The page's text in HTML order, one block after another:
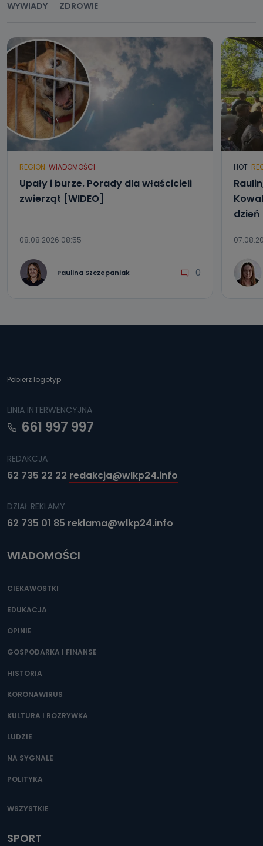
Można to zrobić pod numerem telefonu 62 735-51-05 lub
e-mailowo pod adresem: poczta@tvproart.pl
WYWIADY ZDROWIE
REGION WIADOMOŚCI
Upały i burze. Porady dla właścicieli
zwierząt [WIDEO]
08.08.2026 08:55
Paulina Szczepaniak 0
HOT
dzień
Pobierz logotyp
LINIA INTERWENCYJNA
661 997 997
REDAKCJA
62 735 22 22 redakcja@wlkp24.info
DZIAŁ REKLAMY
62 735 01 85 reklama@wlkp24.info
WIADOMOŚCI
CIEKAWOSTKI
EDUKACJA
OPINIE
GOSPODARKA I FINANSE
HISTORIA
KORONAWIRUS
KULTURA I ROZRYWKA
LUDZIE
NA SYGNALE
POLITYKA
WSZYSTKIE
SPORT